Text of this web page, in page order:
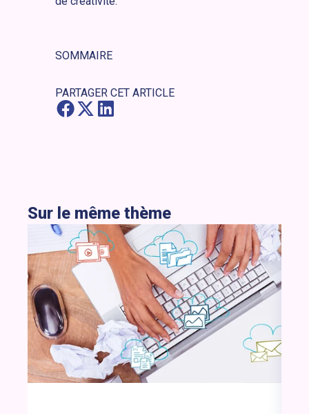
SOMMAIRE
PARTAGER CET ARTICLE
Sur le même thème